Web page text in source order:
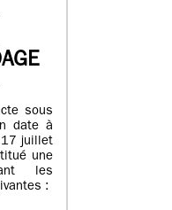
sous
date à
juillet
une
les
: